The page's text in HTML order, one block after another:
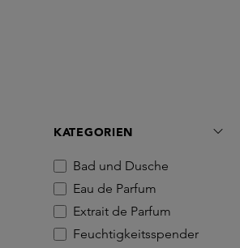
KATEGORIEN
Bad und Dusche
Eau de Parfum
Extrait de Parfum
Feuchtigkeitsspender